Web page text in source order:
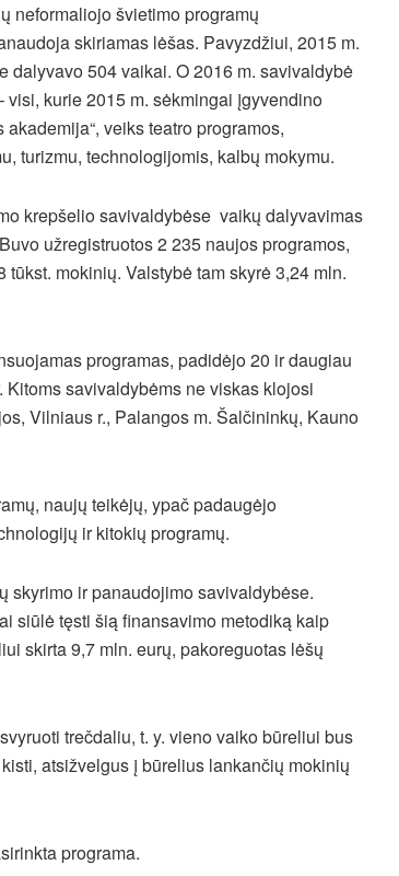
neformaliojo švietimo programų
skiriamas lėšas. Pavyzdžiui, 2015 m.
dalyvavo 504 vaikai. O 2016 m. savivaldybė
kurie 2015 m. sėkmingai įgyvendino
veiks teatro programos,
turizmu, technologijomis, kalbų mokymu.
krepšelio savivaldybėse vaikų dalyvavimas
užregistruotos 2 235 naujos programos,
mokinių. Valstybė tam skyrė 3,24 mln.
programas, padidėjo 20 ir daugiau
savivaldybėms ne viskas klojosi
Vilniaus r., Palangos m. Šalčininkų, Kauno
naujų teikėjų, ypač padaugėjo
ir kitokių programų.
skyrimo ir panaudojimo savivaldybėse.
siūlė tęsti šią finansavimo metodiką kaip
skirta 9,7 mln. eurų, pakoreguotas lėšų
trečdaliu, t. y. vieno vaiko būreliui bus
atsižvelgus į būrelius lankančių mokinių
programa.